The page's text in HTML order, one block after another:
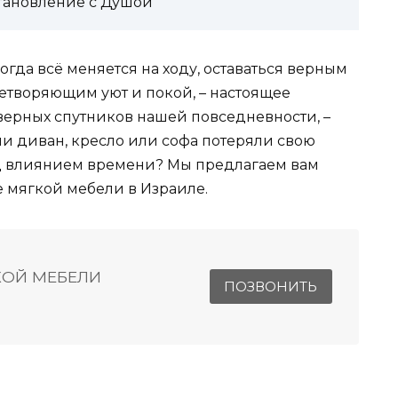
всё меняется на ходу, оставаться верным
уют и покой, – настоящее
спутников нашей повседневности, –
диван, кресло или софа потеряли свою
влиянием времени? Мы предлагаем вам
мягкой мебели в Израиле.
МЕБЕЛИ
ПОЗВОНИТЬ